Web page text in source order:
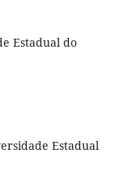
Estadual do
Estadual